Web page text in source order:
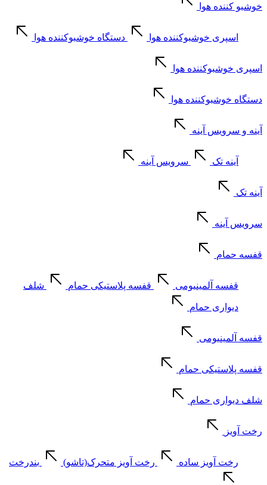
خوشبو کننده هوا
اسپری خوشبوکننده هوا دستگاه خوشبوکننده هوا
اسپری خوشبوکننده هوا
دستگاه خوشبوکننده هوا
آینه و سرویس آینه
آینه تک سرویس آینه
آینه تک
سرویس آینه
قفسه حمام
قفسه آلمینیومی قفسه پلاستیکی حمام شلف
دیواری حمام
قفسه آلمینیومی
قفسه پلاستیکی حمام
شلف دیواری حمام
رخت آویز
رخت آویز ساده رخت آویز متحرک(تاشو) بندرخت